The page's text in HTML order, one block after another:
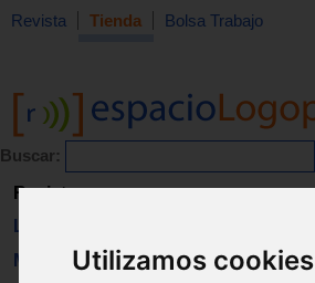
Utilizamos cookies
Revista Tienda Bolsa Trabajo
Buscar:
Revista
Libros
Material